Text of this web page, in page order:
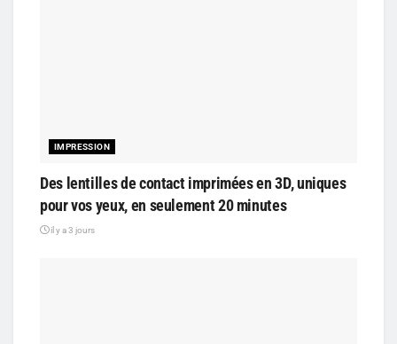
IMPRESSION
Des lentilles de contact imprimées en 3D, uniques
pour vos yeux, en seulement 20 minutes
il y a 3 jours